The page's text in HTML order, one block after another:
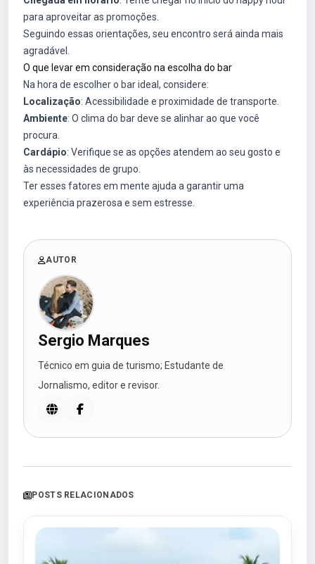
para aproveitar as promoções.
Seguindo essas orientações, seu encontro será ainda mais
agradável.
O que levar em consideração na escolha do bar
Na hora de escolher o bar ideal, considere:
Localização: Acessibilidade e proximidade de transporte.
Ambiente: O clima do bar deve se alinhar ao que você
procura.
Cardápio: Verifique se as opções atendem ao seu gosto e
às necessidades de grupo.
Ter esses fatores em mente ajuda a garantir uma
experiência prazerosa e sem estresse.
AUTOR
Sergio Marques
Técnico em guia de turismo; Estudante de
Jornalismo, editor e revisor.
POSTS RELACIONADOS